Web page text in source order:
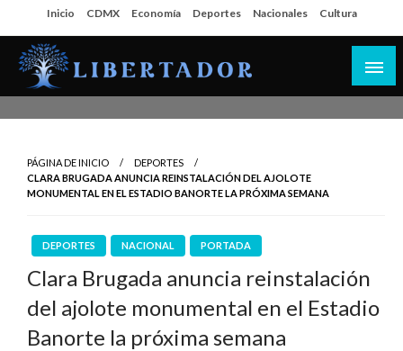
al
contenido
Inicio CDMX Economía Deportes Nacionales Cultura
PÁGINA DE INICIO
DEPORTES
CLARA BRUGADA ANUNCIA REINSTALACIÓN DEL AJOLOTE
MONUMENTAL EN EL ESTADIO BANORTE LA PRÓXIMA SEMANA
DEPORTES NACIONAL PORTADA
Clara Brugada anuncia reinstalación
del ajolote monumental en el Estadio
Banorte la próxima semana